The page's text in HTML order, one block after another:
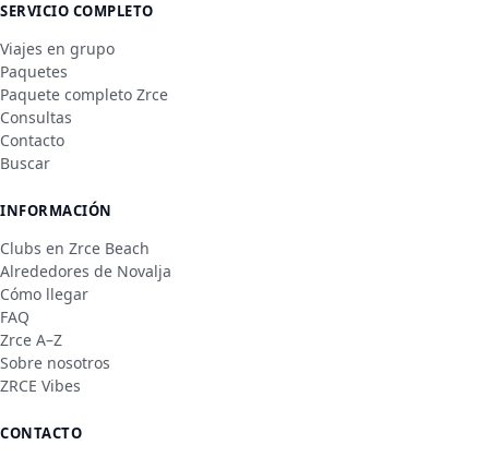
SERVICIO COMPLETO
Viajes en grupo
Paquetes
Paquete completo Zrce
Consultas
Contacto
Buscar
INFORMACIÓN
Clubs en Zrce Beach
Alrededores de Novalja
Cómo llegar
FAQ
Zrce A–Z
Sobre nosotros
ZRCE Vibes
CONTACTO